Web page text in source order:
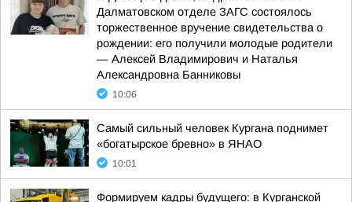
Далматовском отделе ЗАГС состоялось
торжественное вручение свидетельства о
рождении: его получили молодые родители
— Алексей Владимирович и Наталья
Александровна Банниковы
10:06
Самый сильный человек Кургана поднимет
«богатырское бревно» в ЯНАО
10:01
Формируем кадры будущего: в Курганской